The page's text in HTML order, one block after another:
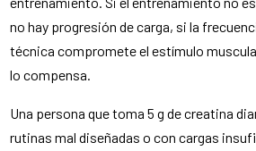
no hay progresión de carga, si la
técnica compromete el estímulo
lo compensa.
Una persona que toma 5 g de creatina
rutinas mal diseñadas o con cargas